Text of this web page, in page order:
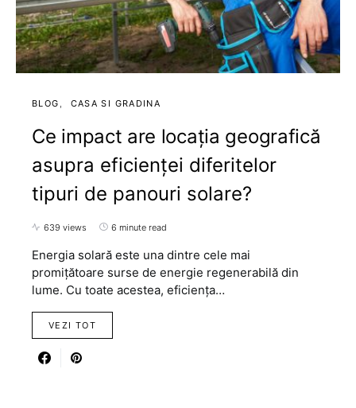
BLOG CASA SI GRADINA
Ce impact are locația geografică
asupra eficienței diferitelor
tipuri de panouri solare?
639 views 6 minute read
Energia solară este una dintre cele mai
promițătoare surse de energie regenerabilă din
lume. Cu toate acestea, eficiența…
VEZI TOT